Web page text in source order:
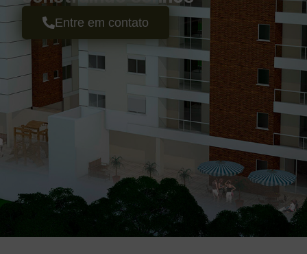
Entre em contato